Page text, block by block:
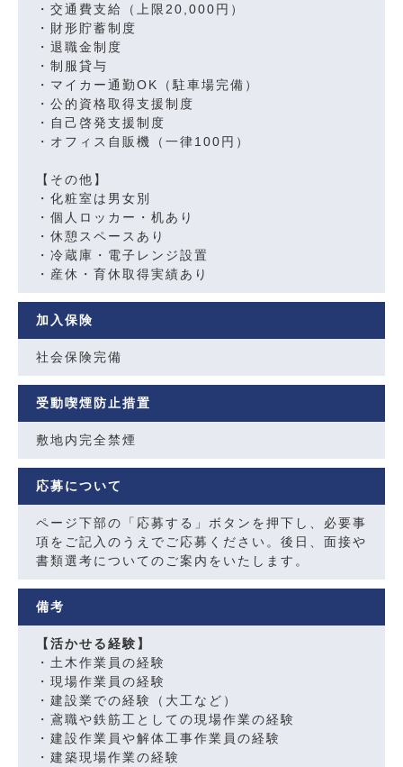
・交通費支給（上限20,000円）
・財形貯蓄制度
・退職金制度
・制服貸与
・マイカー通勤OK（駐車場完備）
・公的資格取得支援制度
・自己啓発支援制度
・オフィス自販機（一律100円）
【その他】
・化粧室は男女別
・個人ロッカー・机あり
・休憩スペースあり
・冷蔵庫・電子レンジ設置
・産休・育休取得実績あり
加入保険
社会保険完備
受動喫煙防止措置
敷地内完全禁煙
応募について
ページ下部の「応募する」ボタンを押下し、必要事
項をご記入のうえでご応募ください。後日、面接や
書類選考についてのご案内をいたします。
備考
【活かせる経験】
・土木作業員の経験
・現場作業員の経験
・建設業での経験（大工など）
・鳶職や鉄筋工としての現場作業の経験
・建設作業員や解体工事作業員の経験
・建築現場作業の経験